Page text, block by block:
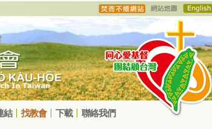
結 找教會 下載 聯絡我們